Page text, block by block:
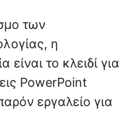
των
η
είναι το κλειδί για
PowerPoint
εργαλείο για